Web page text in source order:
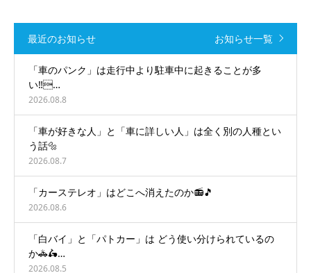
最近のお知らせ お知らせ一覧
「車のパンク」は走行中より駐車中に起きることが多
い‼️…
2026.08.8
「車が好きな人」と「車に詳しい人」は全く別の人種とい
う話🔩
2026.08.7
「カーステレオ」はどこへ消えたのか📻🎵
2026.08.6
「白バイ」と「パトカー」は どう使い分けられているの
か🚓🛵…
2026.08.5